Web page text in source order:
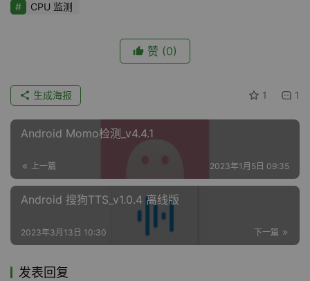
CPU 监测
赞 (0)
1 1
生成海报
Android Momo检测_v4.4.1
上一篇 2023年1月5日 09:35
Android 搜狗TTS_v1.0.4 离线版
下一篇
2023年3月13日 10:30
发表回复